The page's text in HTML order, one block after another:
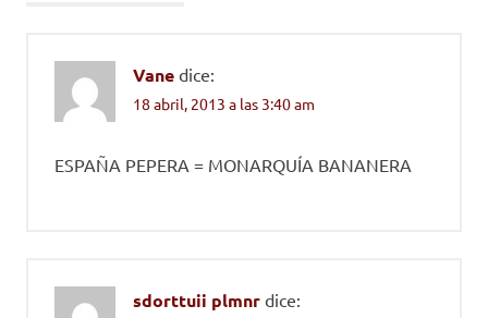
Vane dice:
18 abril, 2013 a las 3:40 am
ESPAÑA PEPERA = MONARQUÍA BANANERA
sdorttuii plmnr dice: